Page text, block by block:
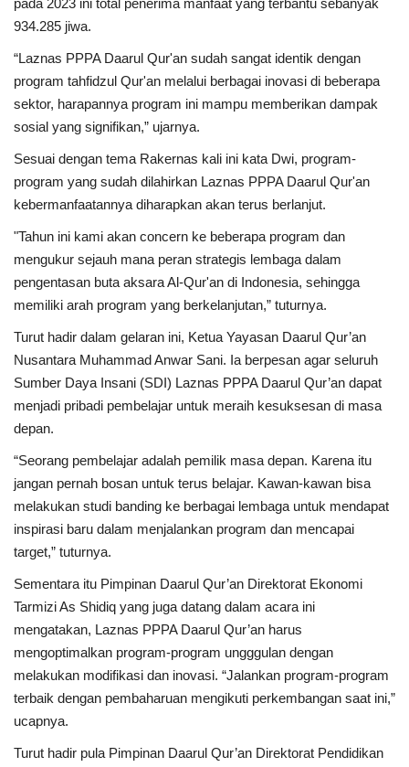
pada 2023 ini total penerima manfaat yang terbantu sebanyak
934.285 jiwa.
“Laznas PPPA Daarul Qur'an sudah sangat identik dengan
program tahfidzul Qur'an melalui berbagai inovasi di beberapa
sektor, harapannya program ini mampu memberikan dampak
sosial yang signifikan,” ujarnya.
Sesuai dengan tema Rakernas kali ini kata Dwi, program-
program yang sudah dilahirkan Laznas PPPA Daarul Qur'an
kebermanfaatannya diharapkan akan terus berlanjut.
"Tahun ini kami akan concern ke beberapa program dan
mengukur sejauh mana peran strategis lembaga dalam
pengentasan buta aksara Al-Qur'an di Indonesia, sehingga
memiliki arah program yang berkelanjutan,” tuturnya.
Turut hadir dalam gelaran ini, Ketua Yayasan Daarul Qur’an
Nusantara Muhammad Anwar Sani. Ia berpesan agar seluruh
Sumber Daya Insani (SDI) Laznas PPPA Daarul Qur’an dapat
menjadi pribadi pembelajar untuk meraih kesuksesan di masa
depan.
“Seorang pembelajar adalah pemilik masa depan. Karena itu
jangan pernah bosan untuk terus belajar. Kawan-kawan bisa
melakukan studi banding ke berbagai lembaga untuk mendapat
inspirasi baru dalam menjalankan program dan mencapai
target,” tuturnya.
Sementara itu Pimpinan Daarul Qur’an Direktorat Ekonomi
Tarmizi As Shidiq yang juga datang dalam acara ini
mengatakan, Laznas PPPA Daarul Qur’an harus
mengoptimalkan program-program ungggulan dengan
melakukan modifikasi dan inovasi. “Jalankan program-program
terbaik dengan pembaharuan mengikuti perkembangan saat ini,”
ucapnya.
Turut hadir pula Pimpinan Daarul Qur’an Direktorat Pendidikan